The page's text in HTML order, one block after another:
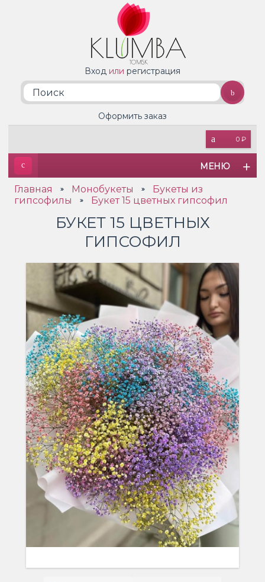
Вход или регистрация
0 ₽
Оформить заказ
МЕНЮ
Главная » Монобукеты »
Букеты из
гипсофилы
» Букет 15 цветных гипсофил
БУКЕТ 15 ЦВЕТНЫХ
ГИПСОФИЛ